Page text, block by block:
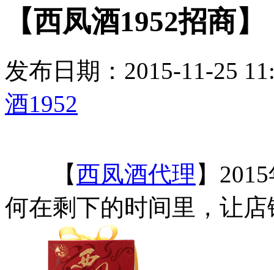
【西凤酒1952招商】
发布日期：2015-11-25
酒1952
【西凤酒代理 】
何在剩下的时间里，让